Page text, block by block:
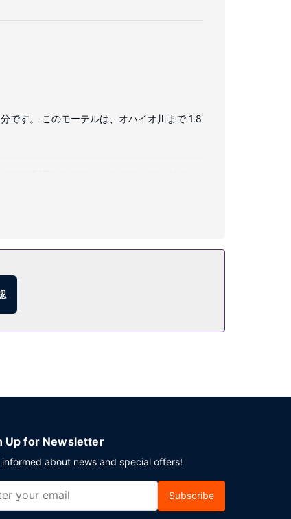
です。 このモーテルは、オハイオ川まで 1.8
Up for Newsletter
informed about news and special offers!
Subscribe